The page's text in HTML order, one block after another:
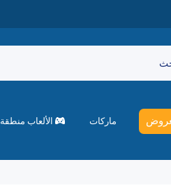
ماركات الألعاب منطقة